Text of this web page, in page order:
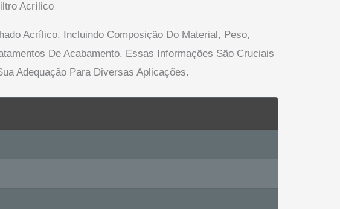
Acrílico
Acrílico, Incluindo Composição Do Material, Peso,
De Acabamento. Essas Informações São Cruciais
Adequação Para Diversas Aplicações.